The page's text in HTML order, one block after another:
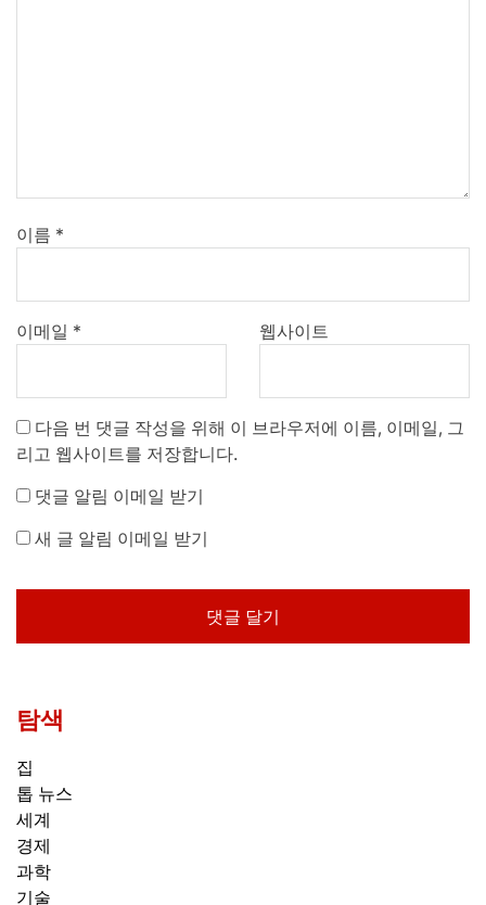
이름 *
이메일 * 웹사이트
다음 번 댓글 작성을 위해 이 브라우저에 이름, 이메일, 그
리고 웹사이트를 저장합니다.
댓글 알림 이메일 받기
새 글 알림 이메일 받기
탐색
집
톱 뉴스
세계
경제
과학
기술